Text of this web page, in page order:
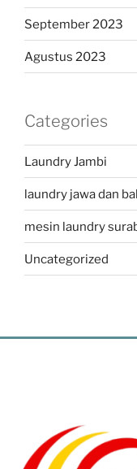
September 2023
Agustus 2023
Categories
Laundry Jambi
laundry jawa dan
mesin laundry
Uncategorized